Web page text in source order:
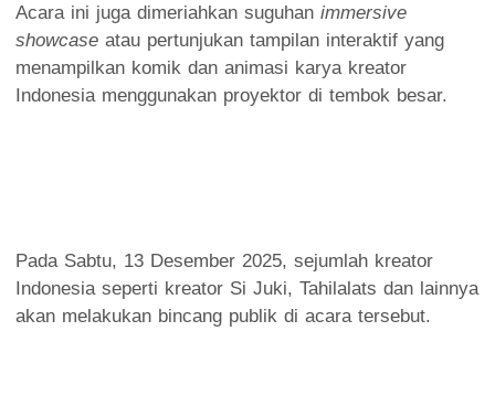
Acara ini juga dimeriahkan suguhan immersive
showcase atau pertunjukan tampilan interaktif yang
menampilkan komik dan animasi karya kreator
Indonesia menggunakan proyektor di tembok besar.
Pada Sabtu, 13 Desember 2025, sejumlah kreator
Indonesia seperti kreator Si Juki, Tahilalats dan lainnya
akan melakukan bincang publik di acara tersebut.